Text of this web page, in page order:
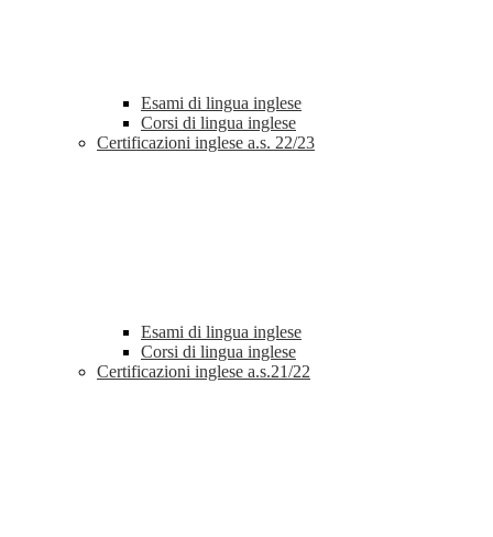
Esami di lingua inglese
Corsi di lingua inglese
Certificazioni inglese a.s. 22/23
Esami di lingua inglese
Corsi di lingua inglese
Certificazioni inglese a.s.21/22